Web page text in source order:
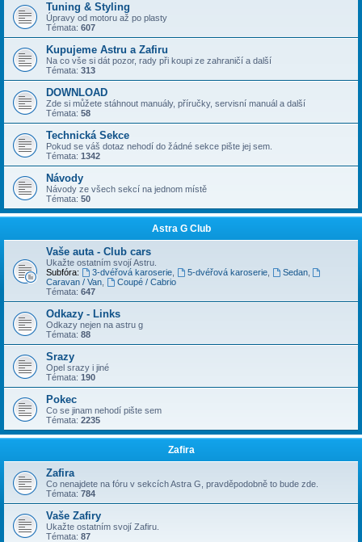
Tuning & Styling
Úpravy od motoru až po plasty
Témata: 607
Kupujeme Astru a Zafiru
Na co vše si dát pozor, rady při koupi ze zahraničí a další
Témata: 313
DOWNLOAD
Zde si můžete stáhnout manuály, příručky, servisní manuál a další
Témata: 58
Technická Sekce
Pokud se váš dotaz nehodí do žádné sekce pište jej sem.
Témata: 1342
Návody
Návody ze všech sekcí na jednom místě
Témata: 50
Astra G Club
Vaše auta - Club cars
Ukažte ostatním svojí Astru.
Subfóra:
3-dvéřová karoserie, 5-dvéřová karoserie, Sedan,
Caravan / Van
Coupé / Cabrio
Témata: 647
Odkazy - Links
Odkazy nejen na astru g
Témata: 88
Srazy
Opel srazy i jiné
Témata: 190
Pokec
Co se jinam nehodí pište sem
Témata: 2235
Zafira
Zafira
Co nenajdete na fóru v sekcích Astra G, pravděpodobně to bude zde.
Témata: 784
Vaše Zafiry
Ukažte ostatním svojí Zafiru.
Témata: 87